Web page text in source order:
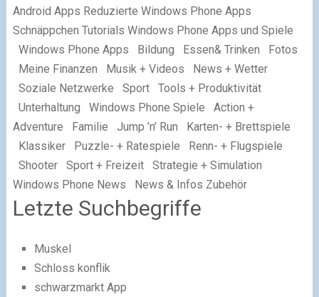
Android Apps Reduzierte Windows Phone Apps
Schnäppchen Tutorials Windows Phone Apps und Spiele
Windows Phone Apps Bildung Essen& Trinken Fotos
Meine Finanzen Musik + Videos News + Wetter
Soziale Netzwerke Sport Tools + Produktivität
Unterhaltung Windows Phone Spiele Action +
Adventure Familie Jump ’n’ Run Karten- + Brettspiele
Klassiker Puzzle- + Ratespiele Renn- + Flugspiele
Shooter Sport + Freizeit Strategie + Simulation
Windows Phone News News & Infos Zubehör
Letzte Suchbegriffe
Muskel
Schloss konflik
schwarzmarkt App